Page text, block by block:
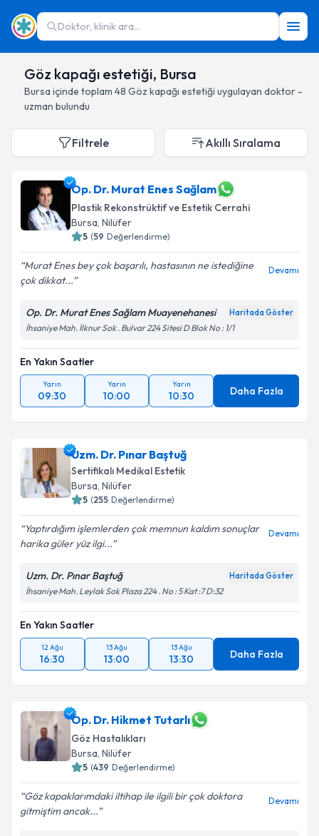
Doktor, klinik ara...
Göz kapağı estetiği, Bursa
Bursa içinde toplam 48 Göz kapağı estetiği uygulayan doktor -
uzman bulundu
Filtrele Akıllı Sıralama
Op. Dr. Murat Enes Sağlam
Plastik Rekonstrüktif ve Estetik Cerrahi
Bursa, Nilüfer
5 (59 Değerlendirme)
Murat Enes bey çok başarılı, hastasının ne istediğine
çok dikkat...
Devamı
Op. Dr. Murat Enes Sağlam Muayenehanesi Haritada Göster
İhsaniye Mah. İlknur Sok . Bulvar 224 Sitesi D Blok No : 1/1
En Yakın Saatler
Yarın
09:30
Yarın
10:00
Yarın
10:30 Daha Fazla
Uzm. Dr. Pınar Baştuğ
Sertifikalı Medikal Estetik
Bursa, Nilüfer
5 (255 Değerlendirme)
Yaptırdığım işlemlerden çok memnun kaldım sonuçlar
harika güler yüz ilgi...
Devamı
Uzm. Dr. Pınar Baştuğ Haritada Göster
İhsaniye Mah. Leylak Sok Plaza 224 . No : 5 Kat :7 D:32
En Yakın Saatler
12 Ağu
16:30
13 Ağu
13:00
13 Ağu
13:30 Daha Fazla
Op. Dr. Hikmet Tutarlı
Göz Hastalıkları
Bursa, Nilüfer
5 (439 Değerlendirme)
Göz kapaklarımdaki iltihap ile ilgili bir çok doktora
gitmiştim ancak...
Devamı